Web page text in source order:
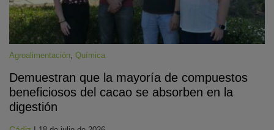
Agroalimentación, Química
Demuestran que la mayoría de compuestos
beneficiosos del cacao se absorben en la
digestión